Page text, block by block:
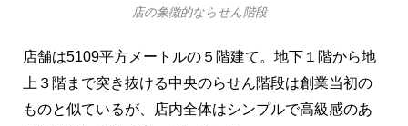
店の象徴的ならせん階段
店舗は5109平方メートルの５階建て。地下１階から地
上３階まで突き抜ける中央のらせん階段は創業当初の
ものと似ているが、店内全体はシンプルで高級感のあ